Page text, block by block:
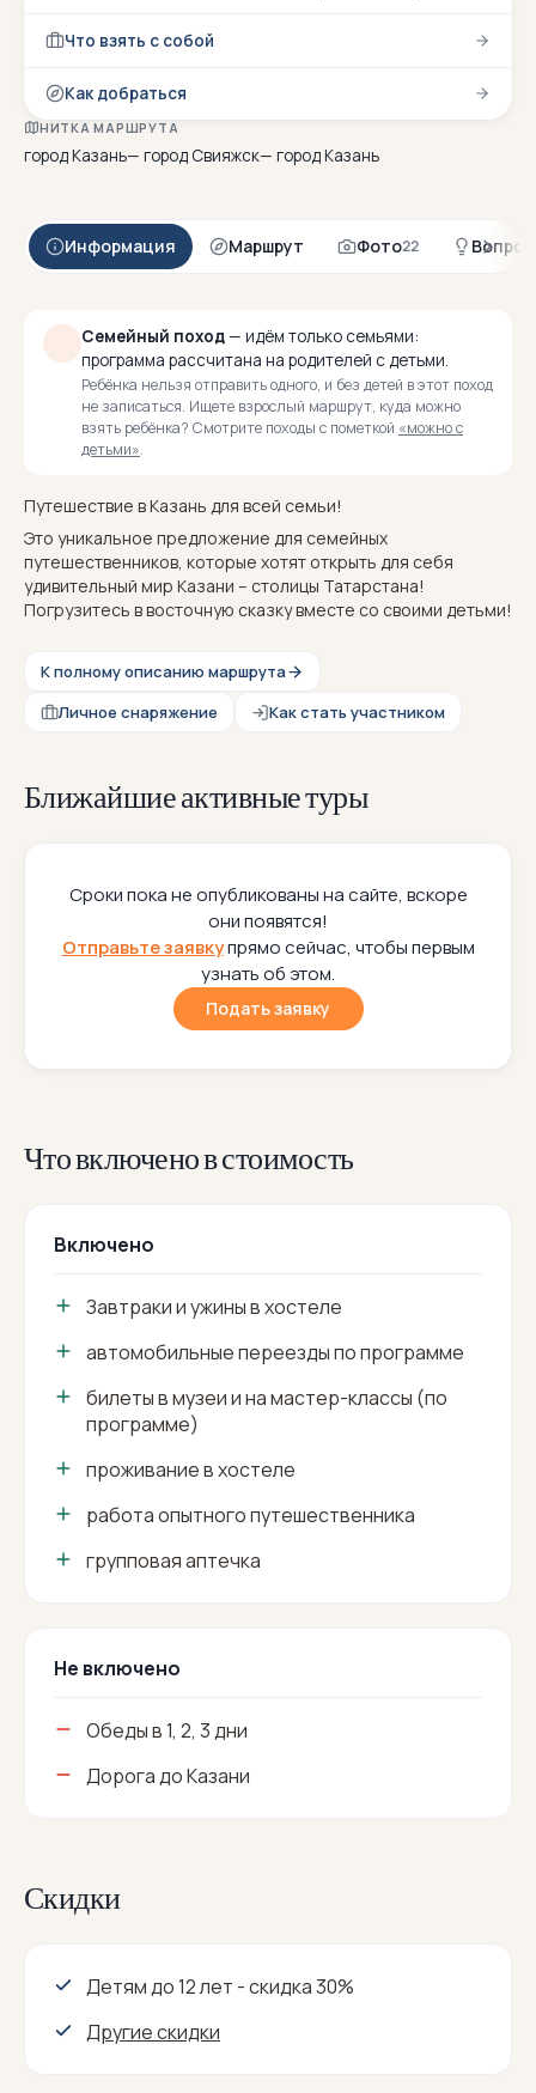
Что взять с собой
Как добраться
НИТКА МАРШРУТА
город Казань— город Свияжск— город Казань
Информация Маршрут Фото22
Семейный поход— идём только семьями:
программа рассчитана на родителей с детьми.
Ребёнка нельзя отправить одного, и без детей в этот поход
не записаться. Ищете взрослый маршрут, куда можно
взять ребёнка? Смотрите походы с пометкой «можно с
детьми».
Путешествие в Казань для всей семьи!
Это уникальное предложение для семейных
путешественников, которые хотят открыть для себя
удивительный мир Казани – столицы Татарстана!
Погрузитесь в восточную сказку вместе со своими детьми!
Личное снаряжение Как стать участником
К полному описанию маршрута
Ближайшие активные туры
Сроки пока не опубликованы на сайте, вскоре
они появятся!
Отправьте заявкупрямо сейчас, чтобы первым
узнать об этом.
Подать заявку
Что включено в стоимость
Включено
Завтраки и ужины в хостеле
автомобильные переезды по программе
билеты в музеи и на мастер-классы (по
программе)
проживание в хостеле
работа опытного путешественника
групповая аптечка
Не включено
Обеды в 1, 2, 3 дни
Дорога до Казани
Скидки
Детям до 12 лет - скидка 30%
Другие скидки